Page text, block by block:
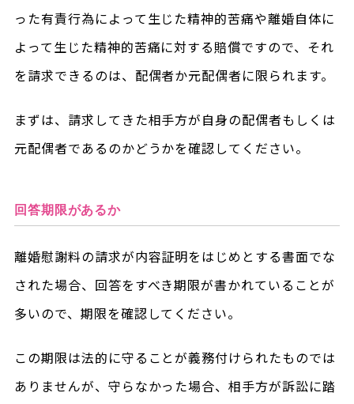
った有責行為によって生じた精神的苦痛や離婚自体に
よって生じた精神的苦痛に対する賠償ですので、それ
を請求できるのは、配偶者か元配偶者に限られます。
まずは、請求してきた相手方が自身の配偶者もしくは
元配偶者であるのかどうかを確認してください。
回答期限があるか
離婚慰謝料の請求が内容証明をはじめとする書面でな
された場合、回答をすべき期限が書かれていることが
多いので、期限を確認してください。
この期限は法的に守ることが義務付けられたものでは
ありませんが、守らなかった場合、相手方が訴訟に踏